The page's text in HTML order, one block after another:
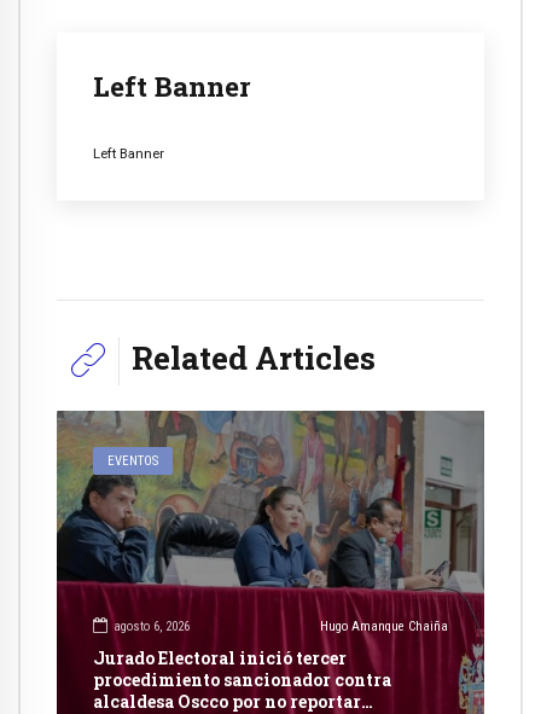
Left Banner
Left Banner
Related Articles
EVENTOS
agosto 6, 2026 Hugo Amanque Chaiña
Jurado Electoral inició tercer
procedimiento sancionador contra
alcaldesa Oscco por no reportar